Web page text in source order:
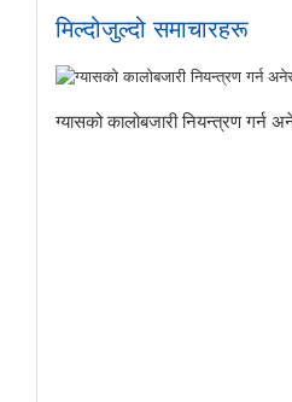
मिल्दोजुल्दो समाचारहरू
ग्यासको कालोबजारी नियन्त्रण गर्न